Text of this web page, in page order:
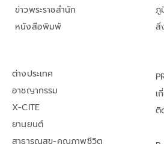
ข่าวพระราชสำนัก
หนังสือพิมพ์
ภู
สิ่
ต่างประเทศ
อาชญากรรม
X-CITE
ยานยนต์
สาธารณสุข-คุณภาพชีวิต
เ
ติ